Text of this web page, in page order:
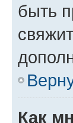
быть
Как